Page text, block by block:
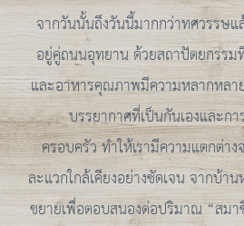
จากวันนั้นถึงวันนี้มากกว่าทศวรรษ
อยู่คู่ถนนอุทยาน ด้วยสถาปัตยกรร
และอาหารคุณภาพมีความหลากหลา
บรรยากาศที่เป็นกันเองและก
ครอบครัว ทำให้เรามีความแตกต่า
ละแวกใกล้เคียงอย่างชัดเจน จากบ้
ขยายเพื่อตอบสนองต่อปริมาณ “สมา